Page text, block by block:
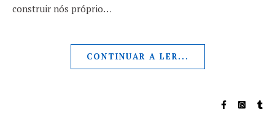
construir nós próprio…
CONTINUAR A LER...